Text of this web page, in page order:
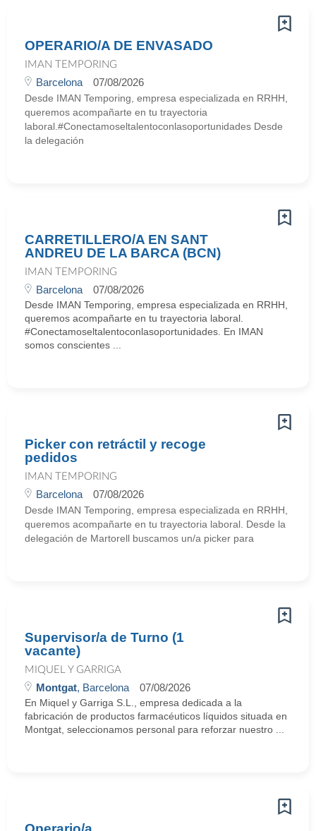
OPERARIO/A DE ENVASADO
IMAN TEMPORING
Barcelona 07/08/2026
Desde IMAN Temporing, empresa especializada en RRHH,
queremos acompañarte en tu trayectoria
laboral.#Conectamoseltalentoconlasoportunidades Desde
la delegación
CARRETILLERO/A EN SANT
ANDREU DE LA BARCA (BCN)
IMAN TEMPORING
Barcelona 07/08/2026
Desde IMAN Temporing, empresa especializada en RRHH,
queremos acompañarte en tu trayectoria laboral.
#Conectamoseltalentoconlasoportunidades. En IMAN
somos conscientes ...
Picker con retráctil y recoge
pedidos
IMAN TEMPORING
Barcelona 07/08/2026
Desde IMAN Temporing, empresa especializada en RRHH,
queremos acompañarte en tu trayectoria laboral. Desde la
delegación de Martorell buscamos un/a picker para
Supervisor/a de Turno (1
vacante)
MIQUEL Y GARRIGA
Montgat, Barcelona 07/08/2026
En Miquel y Garriga S.L., empresa dedicada a la
fabricación de productos farmacéuticos líquidos situada en
Montgat, seleccionamos personal para reforzar nuestro ...